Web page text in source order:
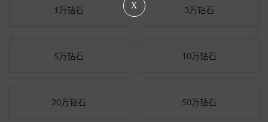
1万钻石 3万钻石
5万钻石 10万钻石
20万钻石 50万钻石
X